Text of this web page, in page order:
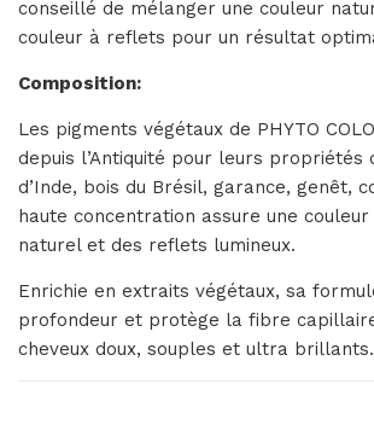
conseillé de mélanger une couleur
couleur à reflets pour un résultat
Composition:
Les pigments végétaux de PHYTO
depuis l’Antiquité pour leurs propriétés
d’Inde, bois du Brésil, garance, genêt,
haute concentration assure une
naturel et des reflets lumineux.
Enrichie en extraits végétaux, sa
profondeur et protège la fibre
cheveux doux, souples et ultra brillants.